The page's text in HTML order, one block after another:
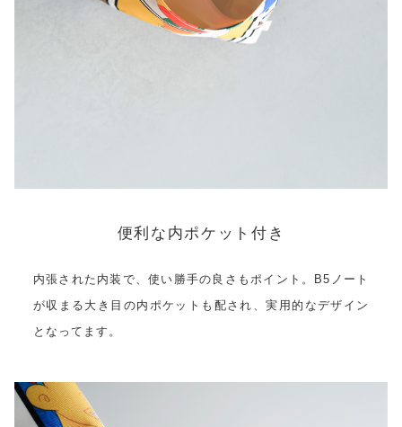
便利な内ポケット付き
内張された内装で、使い勝手の良さもポイント。B5ノート
が収まる大き目の内ポケットも配され、実用的なデザイン
となってます。